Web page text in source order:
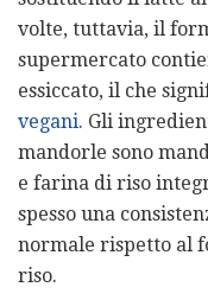
volte, tuttavia, il
supermercato
essiccato, il che
vegani. Gli
mandorle sono
e farina di riso
spesso una
normale rispetto al
riso.